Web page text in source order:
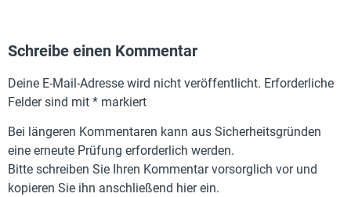
Schreibe einen Kommentar
Deine E-Mail-Adresse wird nicht veröffentlicht. Erforderliche
Felder sind mit * markiert
Bei längeren Kommentaren kann aus Sicherheitsgründen
eine erneute Prüfung erforderlich werden.
Bitte schreiben Sie Ihren Kommentar vorsorglich vor und
kopieren Sie ihn anschließend hier ein.